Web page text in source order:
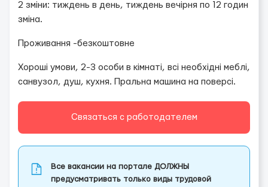
2 зміни: тиждень в день, тиждень вечірня по 12 годин
зміна.
Проживання -безкоштовне
Хороші умови, 2-3 особи в кімнаті, всі необхідні меблі,
санвузол, душ, кухня. Пральна машина на поверсі.
Связаться с работодателем
Все вакансии на портале ДОЛЖНЫ
предусматривать только виды трудовой